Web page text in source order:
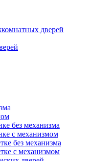
дверей
без механизма
с механизмом
без механизма
с механизмом